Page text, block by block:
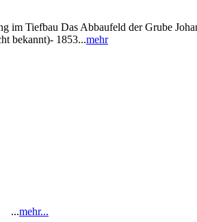
Tiefbau Das Abbaufeld der Grube
bekannt)- 1853...mehr
...mehr...